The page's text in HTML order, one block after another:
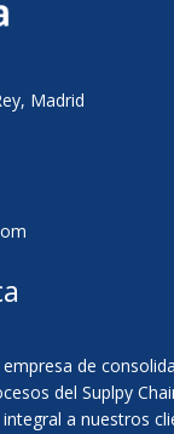
Madrid
de
del Suplpy
a nuestros